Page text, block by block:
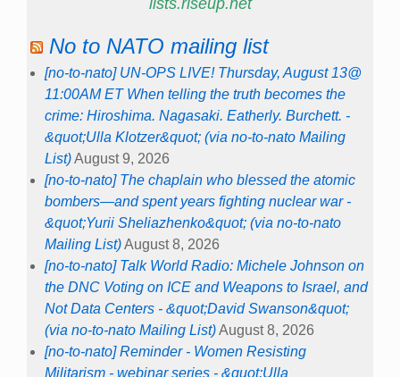
lists.riseup.net
No to NATO mailing list
[no-to-nato] UN-OPS LIVE! Thursday, August 13@
11:00AM ET When telling the truth becomes the
crime: Hiroshima. Nagasaki. Eatherly. Burchett. -
&quot;Ulla Klotzer&quot; (via no-to-nato Mailing
List)August 9, 2026
[no-to-nato] The chaplain who blessed the atomic
bombers—and spent years fighting nuclear war -
&quot;Yurii Sheliazhenko&quot; (via no-to-nato
Mailing List)August 8, 2026
[no-to-nato] Talk World Radio: Michele Johnson on
the DNC Voting on ICE and Weapons to Israel, and
Not Data Centers - &quot;David Swanson&quot;
(via no-to-nato Mailing List)August 8, 2026
[no-to-nato] Reminder - Women Resisting
Militarism - webinar series - &quot;Ulla